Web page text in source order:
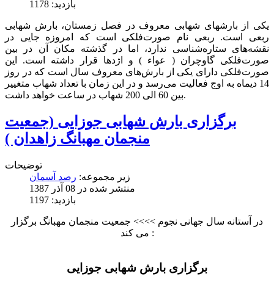
بازدید: 1178
یکی از بارشهای شهابی معروف در فصل زمستان، بارش شهابی
ربعی است. ربعی نام صورت‌فلکی است که امروزه جایی در
نقشه‌های ستاره‌شناسی ندارد، اما در گذشته مکان آن در بین
صورت‌فلکی گاوچران ( عواء ) و اژدها قرار داشته است. این
صورت‌فلکی دارای یکی از بارش‌های معروف سال است که در روز
14 دیماه به اوج فعالیت می‌رسد و در این زمان با تعداد شهاب متغییر
بین 60 الی 200 شهاب در ساعت خواهد داشت.
برگزاری بارش شهابی جوزایی (جمعیت
منجمان مهبانگ زاهدان )
توضیحات
زیر مجموعه: رصد آسمان
منتشر شده در 08 آذر 1387
بازدید: 1197
در آستانه سال جهانی نجوم >>>> جمعیت منجمان مهبانگ برگزار
می کند :
برگزاری بارش شهابی جوزایی